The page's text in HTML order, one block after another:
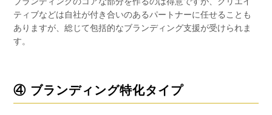
ティブなどは自社が付き合いのあるパートナーに任せることも
ありますが、総じて包括的なブランディング支援が受けられま
す。
④ ブランディング特化タイプ